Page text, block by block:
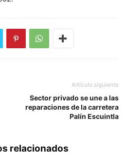
Artículo siguiente
Sector privado se une a las
reparaciones de la carretera
Palín Escuintla
relacionados